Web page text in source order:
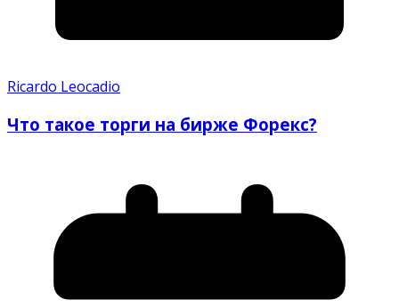
Ricardo Leocadio
Что такое торги на бирже Форекс?